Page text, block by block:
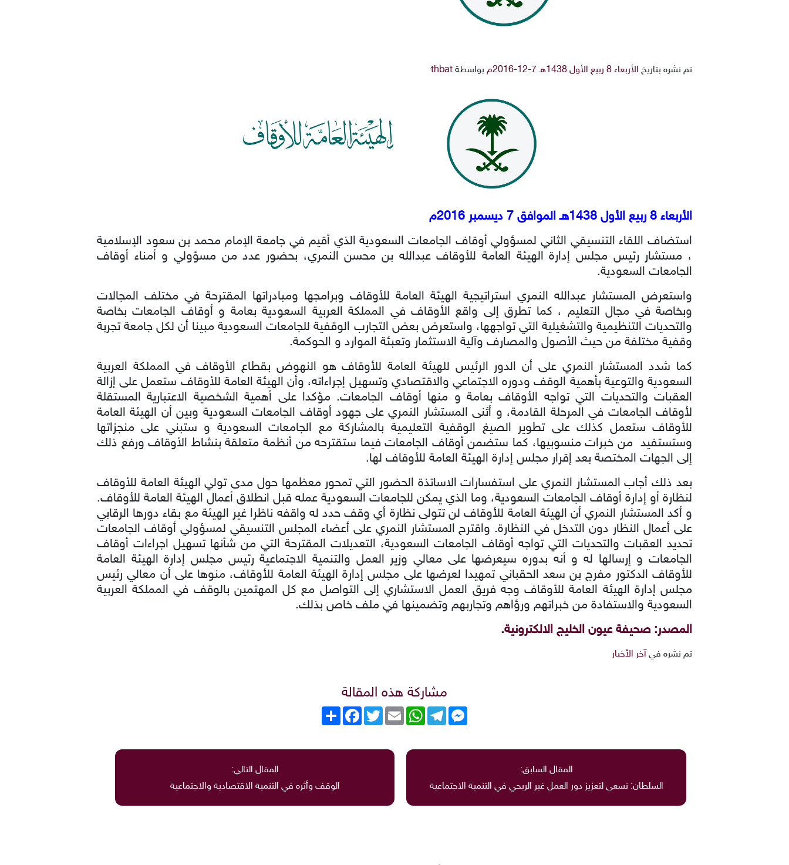
تم نشره بتاريخ الأربعاء 8 ربيع الأول 1438هـ 7-12-2016م بواسطة thbat
الأربعاء 8 ربيع الأول 1438هـ الموافق 7 ديسمبر 2016م
استضاف اللقاء التنسيقي الثاني لمسؤولي أوقاف الجامعات السعودية الذي أقيم في جامعة الإمام محمد بن سعود الإسلامية
، مستشار رئيس مجلس إدارة الهيئة العامة للأوقاف عبدالله بن محسن النمري، بحضور عدد من مسؤولي و أمناء أوقاف
الجامعات السعودية.
واستعرض المستشار عبدالله النمري استراتيجية الهيئة العامة للأوقاف وبرامجها ومبادراتها المقترحة في مختلف المجالات
وبخاصة في مجال التعليم ، كما تطرق إلى واقع الأوقاف في المملكة العربية السعودية بعامة و أوقاف الجامعات بخاصة
والتحديات التنظيمية والتشغيلية التي تواجهها، واستعرض بعض التجارب الوقفية للجامعات السعودية مبينا أن لكل جامعة تجربة
وقفية مختلفة من حيث الأصول والمصارف وآلية الاستثمار وتعبئة الموارد و الحوكمة.
كما شدد المستشار النمري على أن الدور الرئيس للهيئة العامة للأوقاف هو النهوض بقطاع الأوقاف في المملكة العربية
السعودية والتوعية بأهمية الوقف ودوره الاجتماعي والاقتصادي وتسهيل إجراءاته، وأن الهيئة العامة للأوقاف ستعمل على إزالة
العقبات والتحديات التي تواجه الأوقاف بعامة و منها أوقاف الجامعات. مؤكدا على أهمية الشخصية الاعتبارية المستقلة
لأوقاف الجامعات في المرحلة القادمة، و أثنى المستشار النمري على جهود أوقاف الجامعات السعودية وبين أن الهيئة العامة
للأوقاف ستعمل كذلك على تطوير الصيغ الوقفية التعليمية بالمشاركة مع الجامعات السعودية و ستبني على منجزاتها
وستستفيد من خبرات منسوبيها، كما ستضمن أوقاف الجامعات فيما ستقترحه من أنظمة متعلقة بنشاط الأوقاف ورفع ذلك
إلى الجهات المختصة بعد إقرار مجلس إدارة الهيئة العامة للأوقاف لها.
بعد ذلك أجاب المستشار النمري على استفسارات الاساتذة الحضور التي تمحور معظمها حول مدى تولي الهيئة العامة للأوقاف
لنظارة أو إدارة أوقاف الجامعات السعودية، وما الذي يمكن للجامعات السعودية عمله قبل انطلاق أعمال الهيئة العامة للأوقاف.
و أكد المستشار النمري أن الهيئة العامة للأوقاف لن تتولى نظارة أي وقف حدد له واقفه ناظرا غير الهيئة مع بقاء دورها الرقابي
على أعمال النظار دون التدخل في النظارة. واقترح المستشار النمري على أعضاء المجلس التنسيقي لمسؤولي أوقاف الجامعات
تحديد العقبات والتحديات التي تواجه أوقاف الجامعات السعودية، التعديلات المقترحة التي من شأنها تسهيل اجراءات أوقاف
الجامعات و إرسالها له و أنه بدوره سيعرضها على معالي وزير العمل والتنمية الاجتماعية رئيس مجلس إدارة الهيئة العامة
للأوقاف الدكتور مفرج بن سعد الحقباني تمهيدا لعرضها على مجلس إدارة الهيئة العامة للأوقاف، منوها على أن معالي رئيس
مجلس إدارة الهيئة العامة للأوقاف وجه فريق العمل الاستشاري إلى التواصل مع كل المهتمين بالوقف في المملكة العربية
السعودية والاستفادة من خبراتهم ورؤاهم وتجاربهم وتضمينها في ملف خاص بذلك.
المصدر: صحيفة عيون الخليج الالكترونية.
تم نشره في آخر الأخبار
مشاركة هذه المقالة
انشر
FacebookTwitterEmail
WhatsAppTelegram
Messenger
المقال السابق:
السلطان: نسعى لتعزيز دور العمل غير الربحي في التنمية الاجتماعية
المقال التالي:
الوقف وأثره في التنمية الاقتصادية والاجتماعية